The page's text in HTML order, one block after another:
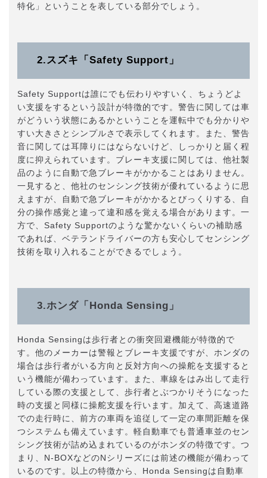
特化」ということを表している部分でしょう。
2.スズキ「Safety Support」
Safety Supportは誰にでも伝わりやすいく、ちょうどよ
い支援をするという設計が特徴的です。警告に関しては車
がどういう状態にあるかということを運転中でも分かりや
すい大きさとシンプルさで表示してくれます。また、警告
音に関しては耳障りにはならないけど、しっかりと届く程
度に抑えられています。ブレーキ支援に関しては、他社製
品のように自動で急ブレーキがかかることはありません。
一見すると、他社のセンシング技術が優れているように思
えますが、自動で急ブレーキがかかるとびっくりする、自
分の操作感覚と違って違和感を覚える場合があります。一
方で、Safety Supportのような驚かないくらいの補助感
であれば、ベテランドライバーの方も安心してセンシング
技術を取り入れることができるでしょう。
3.ホンダ「Honda Sensing」
Honda Sensingは歩行者との衝突回避機能が特徴的で
す。他のメーカーは警報とブレーキ支援ですが、ホンダの
場合は歩行者がいる方向と反対方向への操舵を支援すると
いう機能が備わっています。また、車線をはみ出して走行
している際の支援として、歩行者とぶつかりそうになった
時の支援と同様に操舵支援を行います。加えて、高速道路
での走行時に、前方の車両を追従して一定の車間距離を保
つシステムも備えています。軽自動車でも普通車並のセン
シング技術が詰め込まれているのがホンダの特徴です。つ
まり、N-BOXなどのNシリーズには前述の機能が備わって
いるのです。以上の特徴から、Honda Sensingは自動車